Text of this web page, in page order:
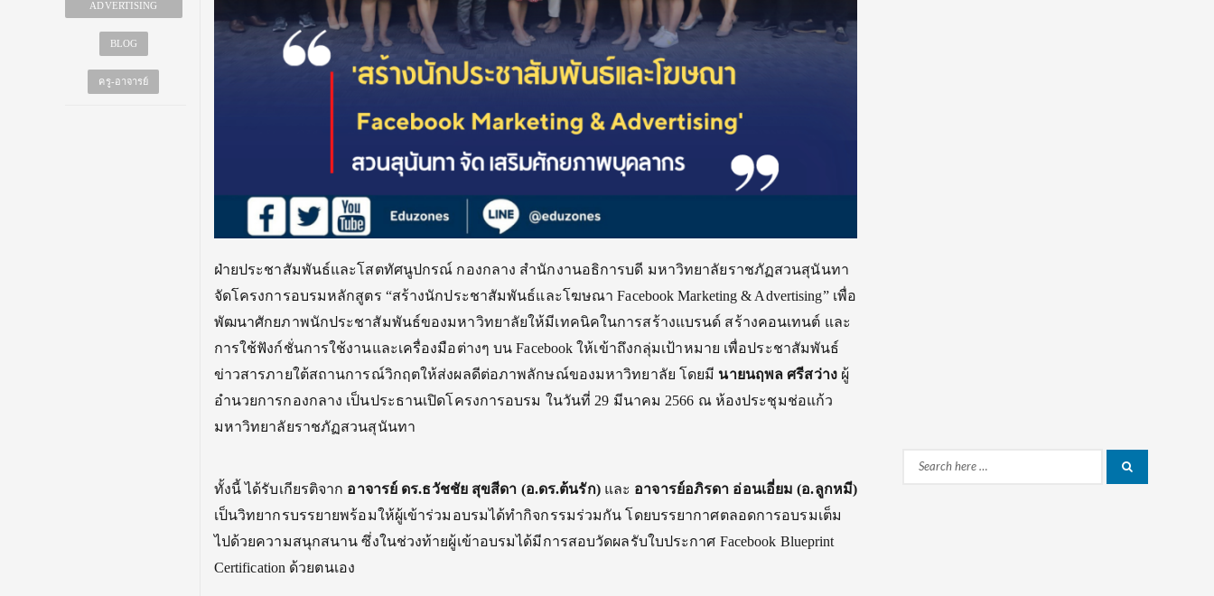
ADVERTISING
BLOG
ครู-อาจารย์
ฝ่ายประชาสัมพันธ์และโสตทัศนูปกรณ์ กองกลาง สำนักงานอธิการบดี มหาวิทยาลัยราชภัฏสวนสุนันทา
จัดโครงการอบรมหลักสูตร “สร้างนักประชาสัมพันธ์และโฆษณา Facebook Marketing & Advertising” เพื่อ
พัฒนาศักยภาพนักประชาสัมพันธ์ของมหาวิทยาลัยให้มีเทคนิคในการสร้างแบรนด์ สร้างคอนเทนต์ และ
การใช้ฟังก์ชั่นการใช้งานและเครื่องมือต่างๆ บน Facebook ให้เข้าถึงกลุ่มเป้าหมาย เพื่อประชาสัมพันธ์
ข่าวสารภายใต้สถานการณ์วิกฤตให้ส่งผลดีต่อภาพลักษณ์ของมหาวิทยาลัย โดยมี นายนฤพล ศรีสว่างผู้
อำนวยการกองกลาง เป็นประธานเปิดโครงการอบรม ในวันที่ 29 มีนาคม 2566 ณ ห้องประชุมช่อแก้ว
มหาวิทยาลัยราชภัฏสวนสุนันทา
ทั้งนี้ ได้รับเกียรติจาก อาจารย์ ดร.ธวัชชัย สุขสีดา (อ.ดร.ต้นรัก)และ อาจารย์อภิรดา อ่อนเอี่ยม (อ.ลูกหมี)
เป็นวิทยากรบรรยายพร้อมให้ผู้เข้าร่วมอบรมได้ทำกิจกรรมร่วมกัน โดยบรรยากาศตลอดการอบรมเต็ม
ไปด้วยความสนุกสนาน ซึ่งในช่วงท้ายผู้เข้าอบรมได้มีการสอบวัดผลรับใบประกาศ Facebook Blueprint
Certification ด้วยตนเอง
Search